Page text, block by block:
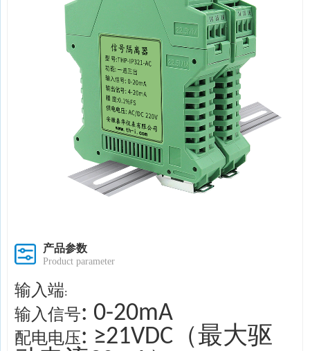
产品参数
Product parameter
输入端:
输入信号: 0-20mA
配电电压: ≥21VDC（最大驱